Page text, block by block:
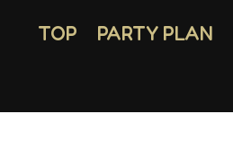
TOP PARTY PLAN